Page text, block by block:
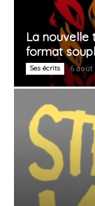
La nouvelle
format
Ses écrits 6 août